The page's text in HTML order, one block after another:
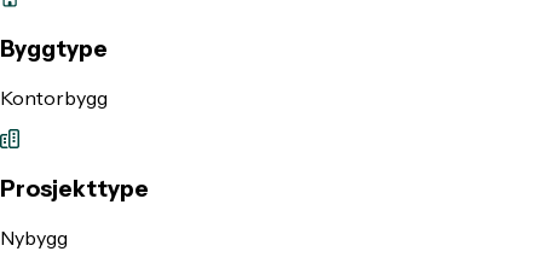
Byggtype
Kontorbygg
Prosjekttype
Nybygg